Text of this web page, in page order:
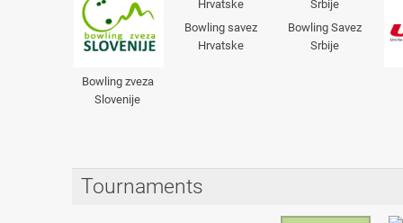
Bowling zveza
Slovenije
Bowling savez
Hrvatske
Bowling Savez
Srbije
Tournaments